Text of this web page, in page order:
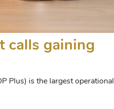
calls gaining
Plus) is the largest operational